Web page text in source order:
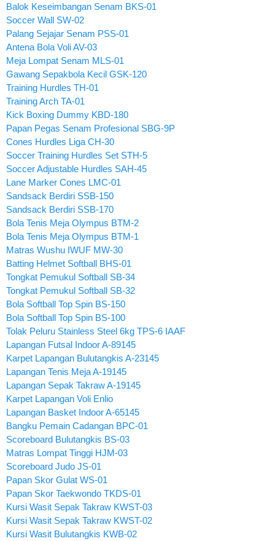
Balok Keseimbangan Senam BKS-01
Soccer Wall SW-02
Palang Sejajar Senam PSS-01
Antena Bola Voli AV-03
Meja Lompat Senam MLS-01
Gawang Sepakbola Kecil GSK-120
Training Hurdles TH-01
Training Arch TA-01
Kick Boxing Dummy KBD-180
Papan Pegas Senam Profesional SBG-9P
Cones Hurdles Liga CH-30
Soccer Training Hurdles Set STH-5
Soccer Adjustable Hurdles SAH-45
Lane Marker Cones LMC-01
Sandsack Berdiri SSB-150
Sandsack Berdiri SSB-170
Bola Tenis Meja Olympus BTM-2
Bola Tenis Meja Olympus BTM-1
Matras Wushu IWUF MW-30
Batting Helmet Softball BHS-01
Tongkat Pemukul Softball SB-34
Tongkat Pemukul Softball SB-32
Bola Softball Top Spin BS-150
Bola Softball Top Spin BS-100
Tolak Peluru Stainless Steel 6kg TPS-6 IAAF
Lapangan Futsal Indoor A-89145
Karpet Lapangan Bulutangkis A-23145
Lapangan Tenis Meja A-19145
Lapangan Sepak Takraw A-19145
Karpet Lapangan Voli Enlio
Lapangan Basket Indoor A-65145
Bangku Pemain Cadangan BPC-01
Scoreboard Bulutangkis BS-03
Matras Lompat Tinggi HJM-03
Scoreboard Judo JS-01
Papan Skor Gulat WS-01
Papan Skor Taekwondo TKDS-01
Kursi Wasit Sepak Takraw KWST-03
Kursi Wasit Sepak Takraw KWST-02
Kursi Wasit Bulutangkis KWB-02